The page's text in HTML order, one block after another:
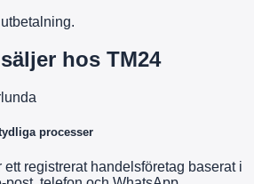
hos TM24
processer
registrerat handelsföretag baserat i